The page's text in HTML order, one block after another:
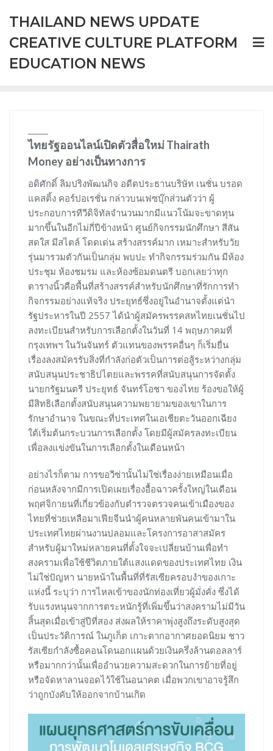
content
THAILAND NEWS UPDATE
CREATIVE CULTURE PLATFORM
EDUCATION NEWS
ไทยรัฐออนไลน์เปิดตัวสื่อใหม่ Thairath
Money อย่างเป็นทางการ
อดิศักดิ์ ลิมปริงพัฒนกิจ อดีตประธานบริษัท เนชั่น บรอด
แคสติ้ง คอร์ปอเรชั่น กล่าวบนเฟซบุ๊กส่วนตัวว่า ผู้
ประกอบการทีวีดิจิทัลจำนวนมากมีแนวโน้มจะขาดทุน
มากขึ้นในอีกไม่กี่ปีข้างหน้า ศูนย์กิจกรรมนักศึกษา สีสัน
สดใส มีสไตล์ โดดเด่น สร้างสรรค์มาก เหมาะสำหรับวัย
รุ่นมารวมตัวกันเป็นกลุ่ม พบปะ ทำกิจกรรมร่วมกัน มีห้อง
ประชุม ห้องชมรม และห้องซ้อมดนตรี บอกเลยว่าทุก
ตารางนิ้วคือพื้นที่สร้างสรรค์สำหรับนักศึกษาที่รักการทำ
กิจกรรมอย่างแท้จริง ประยุทธ์ซึ่งอยู่ในอำนาจตั้งแต่นำ
รัฐประหารในปี 2557 ได้นำผู้สมัครพรรคสหไทยเนชั่นไป
ลงทะเบียนสำหรับการเลือกตั้งในวันที่ 14 พฤษภาคมที่
กรุงเทพฯ ในวันจันทร์ ตัวแทนของพรรคอื่นๆ ก็เริ่มยื่น
เรื่องลงสมัครรับสิ่งที่กำลังก่อตัวเป็นการต่อสู้ระหว่างกลุ่ม
สนับสนุนประชาธิปไตยและพรรคที่สนับสนุนการจัดตั้ง
นายกรัฐมนตรี ประยุทธ์ จันทร์โอชา ของไทย ร้องขอให้ผู้
มีสิทธิเลือกตั้งสนับสนุนความพยายามของเขาในการ
รักษาอำนาจ ในขณะที่ประเทศในเอเชียตะวันออกเฉียง
ใต้เริ่มต้นกระบวนการเลือกตั้ง โดยมีผู้สมัครลงทะเบียน
เพื่อลงแข่งขันในการเลือกตั้งในเดือนหน้า
อย่างไรก็ตาม การขอวีซ่านั้นไม่ใช่เรื่องง่ายเหมือนเมื่อ
ก่อนหลังจากมีการเปิดเผยเรื่องอื้อฉาวครั้งใหญ่ในเดือน
พฤศจิกายนที่เกี่ยวข้องกับตำรวจตรวจคนเข้าเมืองของ
ไทยที่ช่วยเหลือมาเฟียจีนนำผู้คนหลายพันคนเข้ามาใน
ประเทศไทยผ่านงานปลอมและโครงการอาสาสมัคร
สำหรับผู้มาใหม่หลายคนที่ตั้งใจจะเปลี่ยนบ้านเพื่อทำ
สงครามเพื่อใช้ชีวิตภายใต้แสงแดดของประเทศไทย เงิน
ไม่ใช่ปัญหา นายหน้าในพื้นที่ที่รัสเซียครอบงำของเกาะ
แห่งนี้ ระบุว่า การไหลเข้าของนักท่องเที่ยวผู้มั่งคั่ง ซึ่งได้
รับแรงหนุนจากการตระหนักรู้ที่เพิ่มขึ้นว่าสงครามไม่มีวัน
สิ้นสุดเมื่อเข้าสู่ปีที่สอง ส่งผลให้ราคาพุ่งสูงถึงระดับสูงสุด
เป็นประวัติการณ์ ในภูเก็ต เกาะตากอากาศยอดนิยม ชาว
รัสเซียกำลังซื้อคอนโดนอกแผนด้วยเงินครึ่งล้านดอลลาร์
หรือมากกว่านั้นเพื่ออำนวยความสะดวกในการย้ายที่อยู่
หรือจัดหาลานจอดไว้ใช้ในอนาคต เมื่อพวกเขาอาจรู้สึก
ว่าถูกบังคับให้ออกจากบ้านเกิด